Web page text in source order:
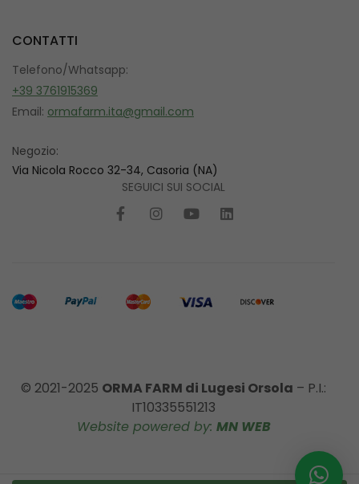
CONTATTI
Telefono/Whatsapp:
+39 3761915369
Email: ormafarm.ita@gmail.com
Negozio:
Via Nicola Rocco 32-34, Casoria (NA)
SEGUICI SUI SOCIAL
© 2021-2025 ORMA FARM di Lugesi Orsola – P.I.:
IT10335551213
Website powered by: MN WEB